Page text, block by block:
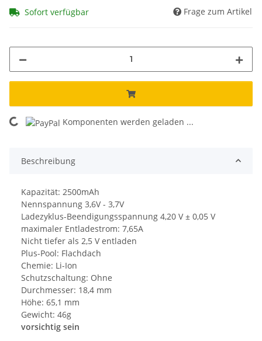
Sofort verfügbar Frage zum Artikel
Loading... Komponenten werden geladen ...
Beschreibung
Kapazität: 2500mAh
Nennspannung 3,6V - 3,7V
Ladezyklus-Beendigungsspannung 4,20 V ± 0,05 V
maximaler Entladestrom: 7,65A
Nicht tiefer als 2,5 V entladen
Plus-Pool: Flachdach
Chemie: Li-Ion
Schutzschaltung: Ohne
Durchmesser: 18,4 mm
Höhe: 65,1 mm
Gewicht: 46g
vorsichtig sein